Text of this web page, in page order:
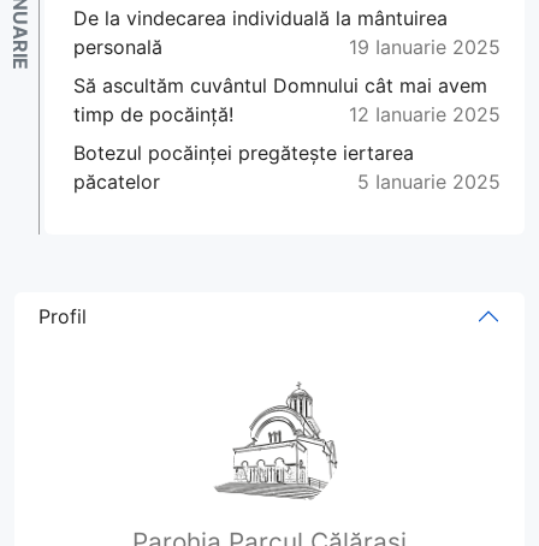
De la vindecarea individuală la mântuirea
personală
19 Ianuarie 2025
Să ascultăm cuvântul Domnului cât mai avem
timp de pocăință!
12 Ianuarie 2025
Botezul pocăinței pregătește iertarea
păcatelor
5 Ianuarie 2025
Profil